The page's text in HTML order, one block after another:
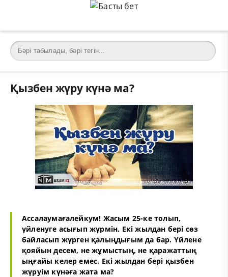
Қызбен жүру күнә ма?
Ассалаумағалейкум! Жасым 25-ке толып,
үйленуге асығып жүрмін. Екі жылдан бері сөз
байласып жүрген қалыңдығым да бар. Үйлене
қояйын десем, не жұмыстың, не қаражаттың
ыңғайы келер емес. Екі жылдан бері қызбен
жүруім күнәға жата ма?